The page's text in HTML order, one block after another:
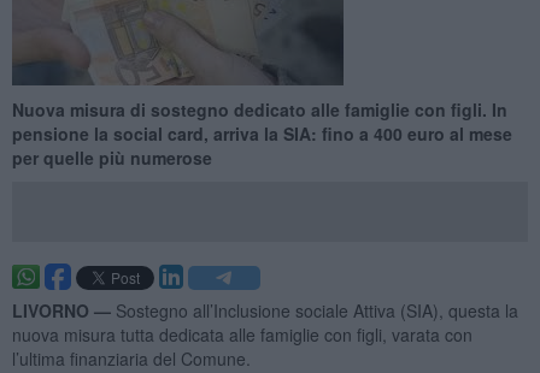
Nuova misura di sostegno dedicato alle famiglie con figli. In
pensione la social card, arriva la SIA: fino a 400 euro al mese
per quelle più numerose
LIVORNO — Sostegno all’Inclusione sociale Attiva (SIA), questa la
nuova misura tutta dedicata alle famiglie con figli, varata con
l’ultima finanziaria del Comune.